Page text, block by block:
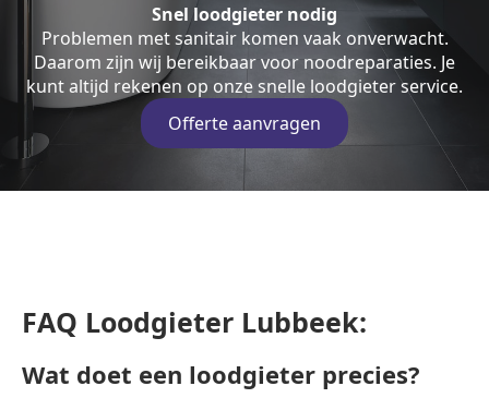
Snel loodgieter nodig
Problemen met sanitair komen vaak onverwacht.
Daarom zijn wij bereikbaar voor noodreparaties. Je
kunt altijd rekenen op onze snelle loodgieter service.
Offerte aanvragen
FAQ Loodgieter Lubbeek:
Wat doet een loodgieter precies?